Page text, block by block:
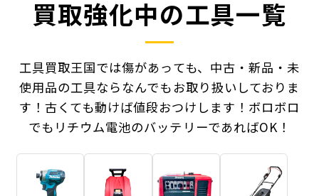
買取強化中の工具一覧
工具買取王国では傷があっても、中古・新品・未
使用品の工具ならなんでもお取り扱いしておりま
す！ 古くても動けば値段おつけします！ボロボロ
でもリチウム電池のバッテリーであればOK！